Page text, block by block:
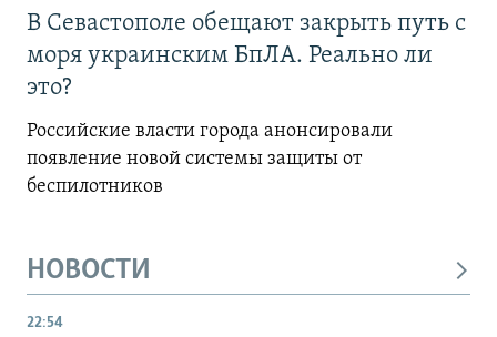
В Севастополе обещают закрыть путь с
моря украинским БпЛА. Реально ли
это?
Российские власти города анонсировали
появление новой системы защиты от
беспилотников
НОВОСТИ
22:54